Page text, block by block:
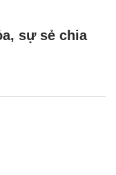
sự sẻ chia